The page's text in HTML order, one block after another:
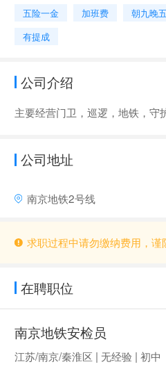
五险一金 加班费 朝九晚五
有提成
公司介绍
主要经营门卫，巡逻，地铁，守
公司地址
南京地铁2号线
求职过程中请勿缴纳费用，谨
在聘职位
南京地铁安检员
江苏/南京/秦淮区 | 无经验 | 初中